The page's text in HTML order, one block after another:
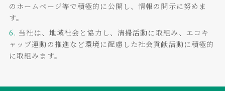
のホームページ等で積極的に公開し、情報の開示に努めま
す。
6. 当社は、地域社会と協力し、清掃活動に取組み、エコキ
ャップ運動の推進など環境に配慮した社会貢献活動に積極的
に取組みます。